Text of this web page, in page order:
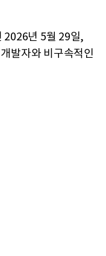
2026년 5월 29일,
발자와 비구속적인